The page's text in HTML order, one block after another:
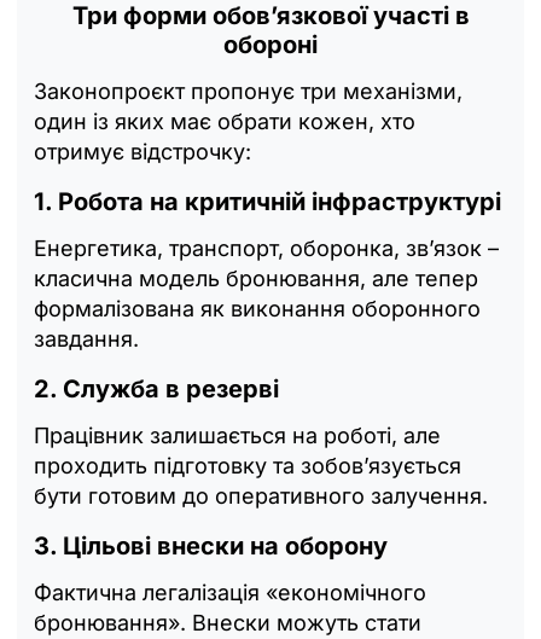
Три форми обов’язкової участі в
обороні
Законопроєкт пропонує три механізми,
один із яких має обрати кожен, хто
отримує відстрочку:
1. Робота на критичній інфраструктурі
Енергетика, транспорт, оборонка, зв’язок –
класична модель бронювання, але тепер
формалізована як виконання оборонного
завдання.
2. Служба в резерві
Працівник залишається на роботі, але
проходить підготовку та зобов’язується
бути готовим до оперативного залучення.
3. Цільові внески на оборону
Фактична легалізація «економічного
бронювання». Внески можуть стати